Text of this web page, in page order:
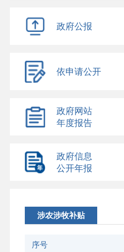
政府公报
依申请公开
政府网站
年度报告
政府信息
公开年报
涉农涉牧补贴
序号